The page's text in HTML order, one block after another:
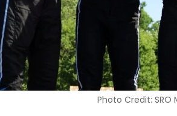
Photo Credit: SRO